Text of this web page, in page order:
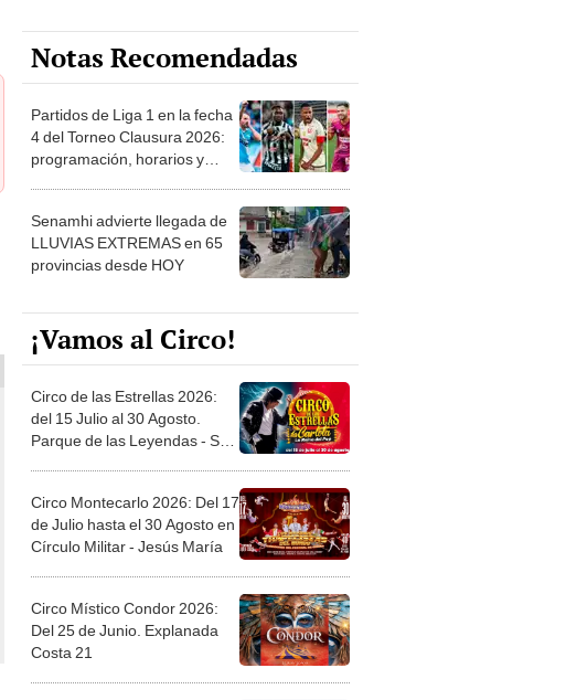
Notas Recomendadas
Partidos de Liga 1 en la fecha
4 del Torneo Clausura 2026:
programación, horarios y
Senamhi advierte llegada de
LLUVIAS EXTREMAS en 65
provincias desde HOY
¡Vamos al Circo!
Circo de las Estrellas 2026:
del 15 Julio al 30 Agosto.
Parque de las Leyendas - San
Circo Montecarlo 2026: Del 17
de Julio hasta el 30 Agosto en
Círculo Militar - Jesús María
Circo Místico Condor 2026:
Del 25 de Junio. Explanada
Costa 21